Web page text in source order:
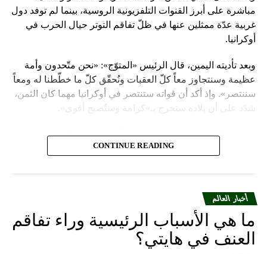
مباشرة على أبرز القنوات التلفزيونية الروسية، بينما لم توفد دول
غربية عدّة ممثلين عنها في ظلّ تفاقم التوتر حيال الحرب في
أوكرانيا.
وبعد تأديته اليمين، قال الرئيس «المتوّج»: «نحن متّحدون وأمة
عظيمة وسنتجاوز معاً كلّ العقبات ونُحقّق كلّ ما خطّطنا له ومعاً
سننتصر». وإذ أكد أن قواته ستنتصر في أوكرانيا مهما كان الثمن،
شدّد على أن بلاده ستخرج بـ»كرامة وستُصبح أقوى».
واعتبر «القيصر» من قاعة «سانت أندروز» في الكرملين، حيث
استُقبل بتصفيق حار من المسؤولين الروس وأبرز الشخصيات
هائل ومسؤولية ومهمّة مقدّسة».
وبعدما وقف بمفرده تحت المطر بينما شاهد عرضاً عسكريّاً،
باركه رئيس الكنيسة الأرثوذكسية الروسية البطريرك كيريل الذي
قال: «فليكن الله في عونك لمواصلة المهمّة التي سخّرك لها»،
مشبّهاً بوتين بالحاكم في العصور الوسطى ألكسندر نيفسكي
CONTINUE READING
أخبار العالم
ما هي الأسباب الرئيسية وراء تفاقم
العنف في هايتي؟